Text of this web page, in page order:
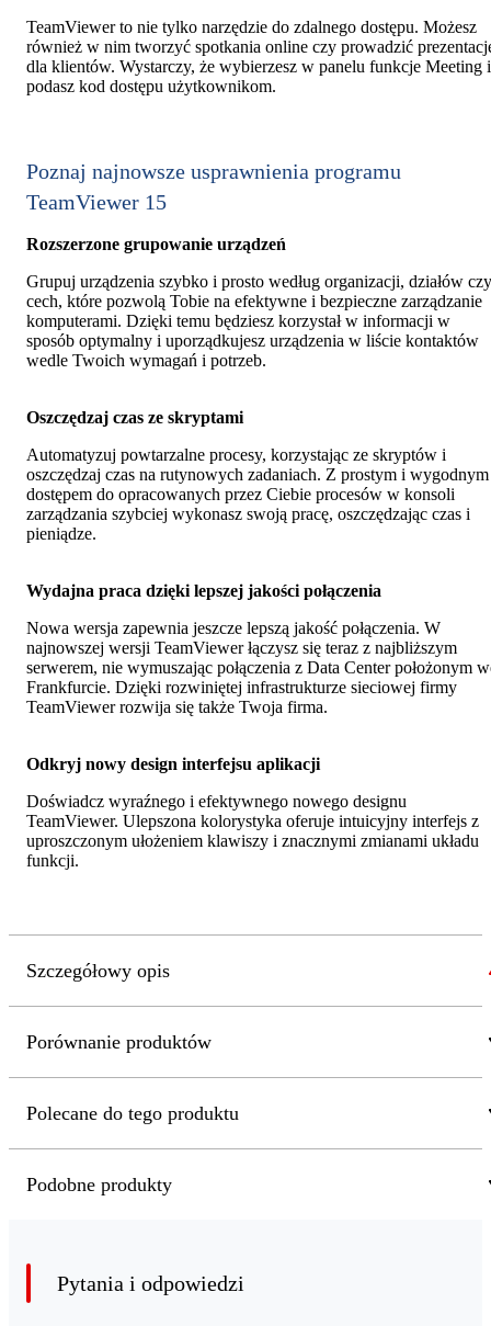
TeamViewer to nie tylko narzędzie do zdalnego dostępu. Możesz
również w nim tworzyć spotkania online czy prowadzić
dla klientów. Wystarczy, że wybierzesz w panelu funkcje Meeting i
podasz kod dostępu użytkownikom.
Poznaj najnowsze usprawnienia programu
TeamViewer 15
Rozszerzone grupowanie urządzeń
Grupuj urządzenia szybko i prosto według organizacji, działów czy
cech, które pozwolą Tobie na efektywne i bezpieczne zarządzanie
komputerami. Dzięki temu będziesz korzystał w informacji w
sposób optymalny i uporządkujesz urządzenia w liście kontaktów
wedle Twoich wymagań i potrzeb.
Oszczędzaj czas ze skryptami
Automatyzuj powtarzalne procesy, korzystając ze skryptów i
oszczędzaj czas na rutynowych zadaniach. Z prostym i wygodnym
dostępem do opracowanych przez Ciebie procesów w konsoli
zarządzania szybciej wykonasz swoją pracę, oszczędzając czas i
pieniądze.
Wydajna praca dzięki lepszej jakości połączenia
Nowa wersja zapewnia jeszcze lepszą jakość połączenia. W
najnowszej wersji TeamViewer łączysz się teraz z najbliższym
serwerem, nie wymuszając połączenia z Data Center położonym
Frankfurcie. Dzięki rozwiniętej infrastrukturze sieciowej firmy
TeamViewer rozwija się także Twoja firma.
Odkryj nowy design interfejsu aplikacji
Doświadcz wyraźnego i efektywnego nowego designu
TeamViewer. Ulepszona kolorystyka oferuje intuicyjny interfejs z
uproszczonym ułożeniem klawiszy i znacznymi zmianami układu
funkcji.
Szczegółowy opis
Porównanie produktów
Polecane do tego produktu
Podobne produkty
Pytania i odpowiedzi